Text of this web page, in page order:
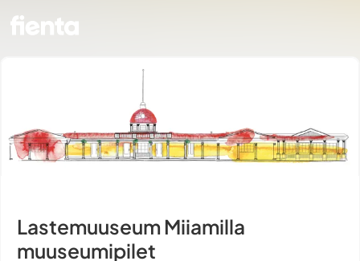
Lastemuuseum Miiamilla
muuseumipilet